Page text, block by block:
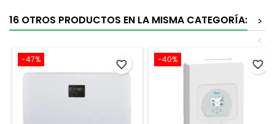
16 OTROS PRODUCTOS EN LA MISMA CATEGORÍA:
>
<
-47% favorite_border -40% favorite_border